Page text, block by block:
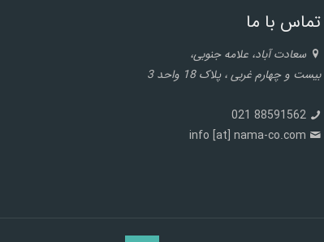
تماس با ما
سعادت آباد، علامه جنوبی،
بیست و چهارم غربی ، پلاک 18 واحد 3
88591562 021